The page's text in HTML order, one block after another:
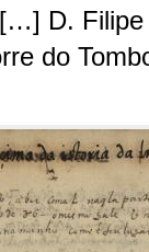
D.
do